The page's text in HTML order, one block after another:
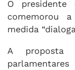
O presidente
comemorou
medida
A proposta